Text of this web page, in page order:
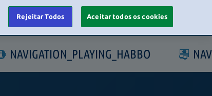
LOGIN
NAVIGATION_PLAYING_HABBO
Rejeitar Todos Aceitar todos os cookies